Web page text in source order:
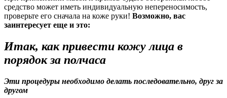
средство может иметь индивидуальную непереносимость,
проверьте его сначала на коже руки! Возможно, вас
заинтересует еще и это:
Итак, как привести кожу лица в
порядок за полчаса
Эти процедуры необходимо делать последовательно, друг за
другом